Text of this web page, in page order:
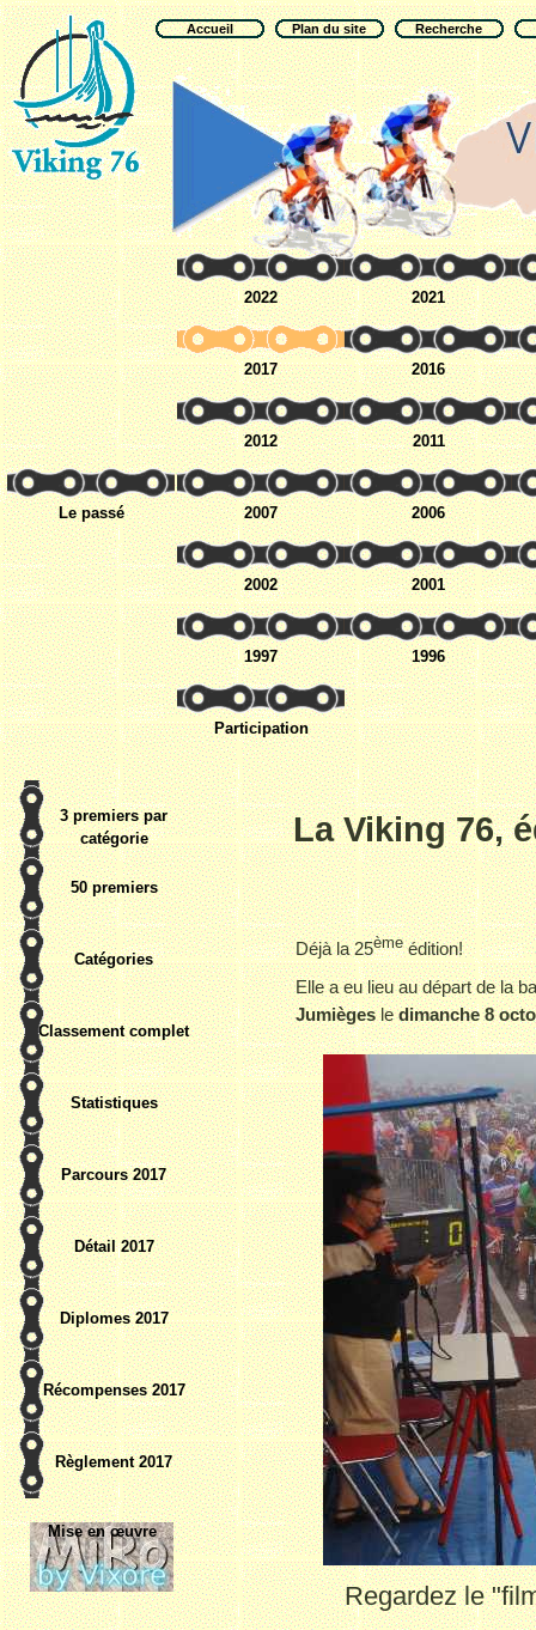
Accueil Plan du site Recherche
Le passé
2022 2021
2017 2016
2012 2011
2007 2006
2002 2001
1997 1996
Participation
3 premiers par
catégorie
50 premiers
Catégories
Classement complet
Statistiques
Parcours 2017
Détail 2017
Diplomes 2017
Récompenses 2017
Règlement 2017
Mise en œuvre
La Viking 76,
Déjà la 25èmeédition!
Elle a eu lieu au départ de la
Jumiègesledimanche 8
Regardez le